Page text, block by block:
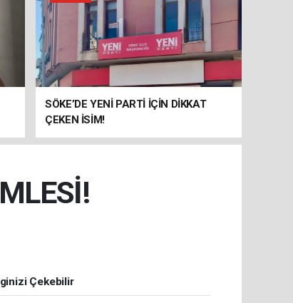
SÖKE’DE YENİ PARTİ İÇİN DİKKAT
ÇEKEN İSİM!
İlginizi Çekebilir